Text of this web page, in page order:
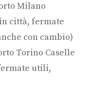
Milano
città, fermate
con cambio)
Torino Caselle
utili,